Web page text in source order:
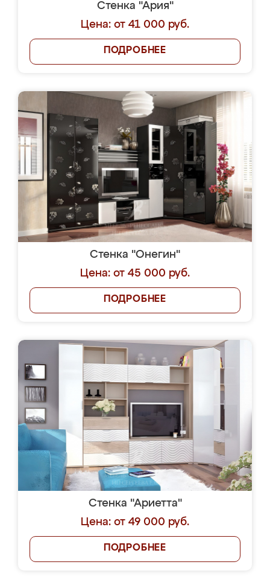
Стенка "Ария"
Цена: от 41 000 руб.
ПОДРОБНЕЕ
Стенка "Онегин"
Цена: от 45 000 руб.
ПОДРОБНЕЕ
Стенка "Ариетта"
Цена: от 49 000 руб.
ПОДРОБНЕЕ